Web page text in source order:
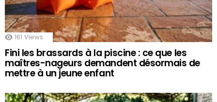
161 Views
Fini les brassards à la piscine : ce que les
maîtres-nageurs demandent désormais de
mettre à un jeune enfant